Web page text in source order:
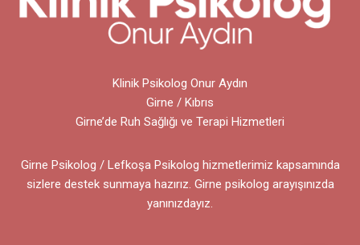
Klinik Psikolog Onur Aydın
Girne / Kıbrıs
Girne’de Ruh Sağlığı ve Terapi Hizmetleri
Girne Psikolog / Lefkoşa Psikolog hizmetlerimiz kapsamında
sizlere destek sunmaya hazırız. Girne psikolog arayışınızda
yanınızdayız.